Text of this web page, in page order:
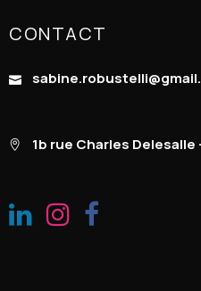
CONTACT
1b rue Charles Delesalle